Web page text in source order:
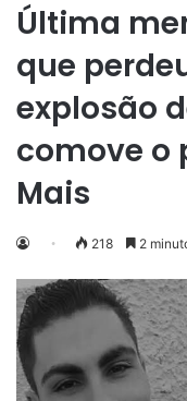
Última
que
explosão
comove o
Mais
218 2